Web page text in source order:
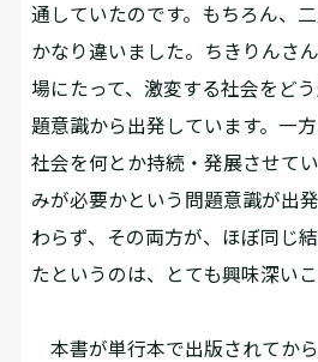
通していたのです。もちろん、
かなり違いました。ちきりんさ
場にたって、激変する社会をど
題意識から出発しています。一
社会を何とか持続・発展させて
みが必要かという問題意識が出
わらず、その両方が、ほぼ同じ
たというのは、とても興味深いこ
本書が単行本で出版されてか